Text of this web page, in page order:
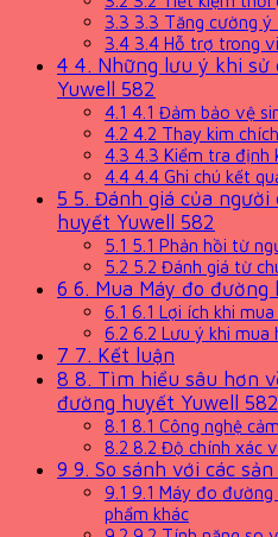
3.3 3.3 Tăng cường
3.4 3.4 Hỗ trợ trong
4 4. Những lưu ý khi sử
Yuwell 582
4.1 4.1 Đảm bảo vệ
4.2 4.2 Thay kim
4.3 4.3 Kiểm tra định
4.4 4.4 Ghi chú kết
5 5. Đánh giá của người
huyết Yuwell 582
5.1 5.1 Phản hồi từ
5.2 5.2 Đánh giá từ
6 6. Mua Máy đo
6.1 6.1 Lợi ích khi
6.2 6.2 Lưu ý khi mua
7 7. Kết luận
8 8. Tìm hiểu sâu hơn
đường huyết Yuwell 582
8.1 8.1 Công nghệ
8.2 8.2 Độ chính xác
9 9. So sánh với các
9.1 9.1 Máy đo
phẩm khác